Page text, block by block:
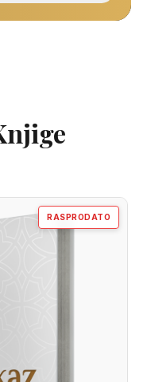
RASPRODATO